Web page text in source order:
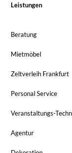
Leistungen
Beratung
Mietmöbel
Zeltverleih Frankfurt
Personal Service
Veranstaltungs-
Agentur